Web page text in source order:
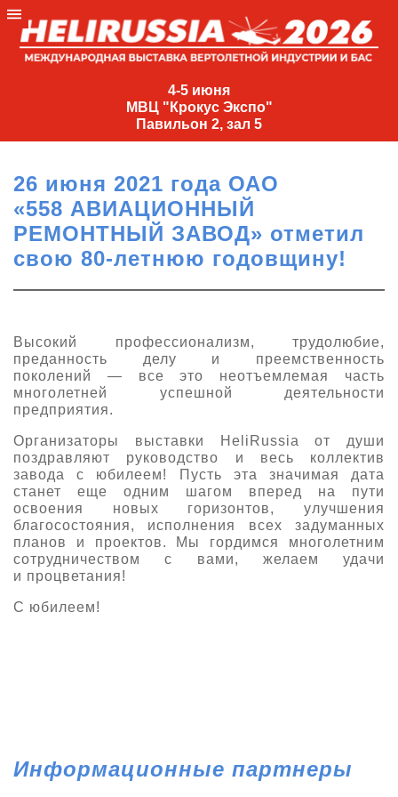
4-5 июня
МВЦ "Крокус Экспо"
Павильон 2, зал 5
4-
МВЦ
Экспо"
Павильон
2,
зал
5
477-
33-81
О выставке
Партнеры выставки
Крокус Экспо
Даты будущих выставок
Документы
Для участников
Заявка на участие
Заочное участие
Прилет на выставку
Для посетителей
Место проведения HeliRussia
Схема проезда
Для СМИ
Аккредитация прессы
Условия инфопартнёрства
Архив
26 июня 2021 года ОАО
«558 АВИАЦИОННЫЙ
РЕМОНТНЫЙ ЗАВОД» отметил
свою 80-летнюю годовщину!
Высокий профессионализм, трудолюбие,
преданность делу и преемственность
поколений — все это неотъемлемая часть
многолетней успешной деятельности
предприятия.
Организаторы выставки HeliRussia от души
поздравляют руководство и весь коллектив
завода с юбилеем! Пусть эта значимая дата
станет еще одним шагом вперед на пути
освоения новых горизонтов, улучшения
благосостояния, исполнения всех задуманных
планов и проектов. Мы гордимся многолетним
сотрудничеством с вами, желаем удачи
и процветания!
С юбилеем!
Информационные партнеры